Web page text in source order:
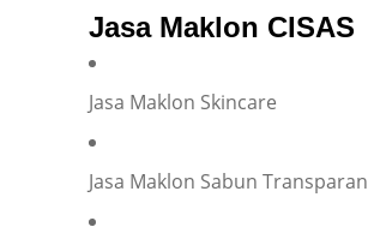
Jasa Maklon CISAS
Jasa Maklon Skincare
Jasa Maklon Sabun Transparan